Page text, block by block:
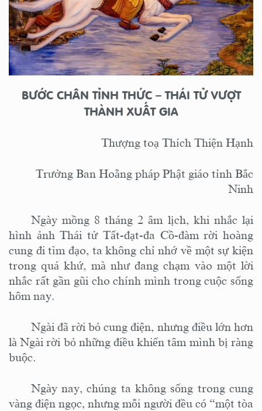
BƯỚC CHÂN TỈNH THỨC – THÁI TỬ VƯỢT
THÀNH XUẤT GIA
Thượng toạ Thích Thiện Hạnh
Trưởng Ban Hoằng pháp Phật giáo tỉnh Bắc
Ninh
Ngày mồng 8 tháng 2 âm lịch, khi nhắc lại
hình ảnh Thái tử Tất-đạt-đa Cồ-đàm rời hoàng
cung đi tìm đạo, ta không chỉ nhớ về một sự kiện
trong quá khứ, mà như đang chạm vào một lời
nhắc rất gần gũi cho chính mình trong cuộc sống
hôm nay.
Ngài đã rời bỏ cung điện, nhưng điều lớn hơn
là Ngài rời bỏ những điều khiến tâm mình bị ràng
buộc.
Ngày nay, chúng ta không sống trong cung
vàng điện ngọc, nhưng mỗi người đều có “một tòa